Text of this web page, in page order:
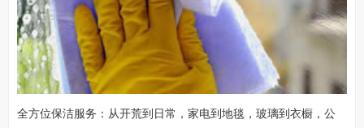
全方位保洁服务：从开荒到日常，家电到地毯，玻璃到衣橱，公